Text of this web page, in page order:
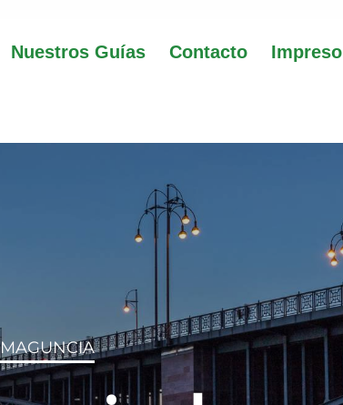
Nuestros Guías Contacto Impreso
milenaria